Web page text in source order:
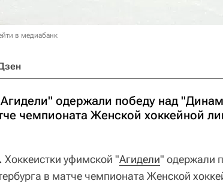
в медиабанк
одержали победу над
чемпионата Женской хоккейной
Хоккеистки уфимской "Агидели" одержали
в матче чемпионата Женской